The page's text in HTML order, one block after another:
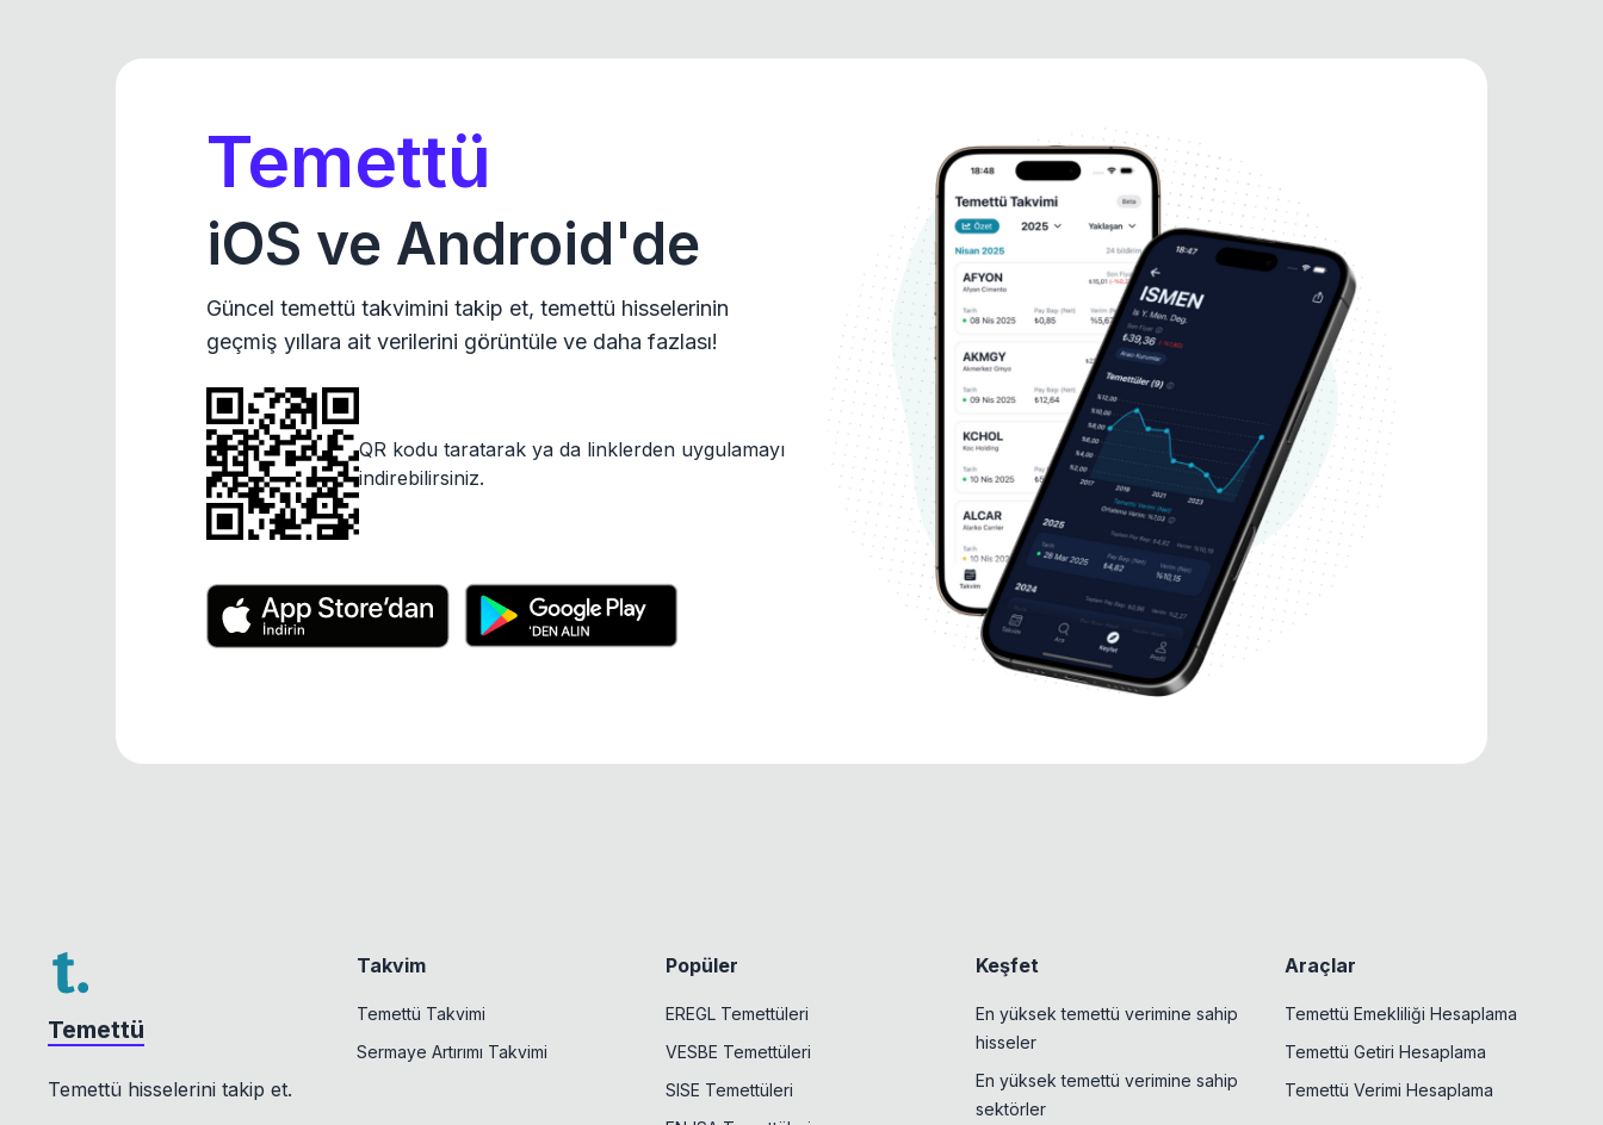
Temettü
iOS ve Android'de
Güncel temettü takvimini takip et, temettü hisselerinin
geçmiş yıllara ait verilerini görüntüle ve daha fazlası!
QR kodu taratarak ya da linklerden uygulamayı
indirebilirsiniz.
Temettü
Temettü hisselerini takip et.
Takvim
Temettü Takvimi
Sermaye Artırımı Takvimi
Popüler
EREGL Temettüleri
VESBE Temettüleri
SISE Temettüleri
Keşfet
En yüksek temettü verimine sahip
hisseler
En yüksek temettü verimine sahip
sektörler
Araçlar
Temettü Emekliliği Hesaplama
Temettü Getiri Hesaplama
Temettü Verimi Hesaplama